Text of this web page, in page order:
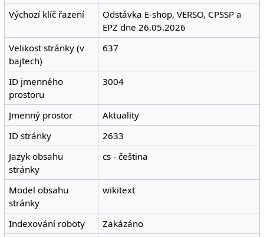
Výchozí klíč řazení
Odstávka E-shop, VERSO, CPSSP a
EPZ dne 26.05.2026
Velikost stránky (v
bajtech)
637
ID jmenného
prostoru
3004
Jmenný prostor
Aktuality
ID stránky
2633
Jazyk obsahu
stránky
cs - čeština
Model obsahu
stránky
wikitext
Indexování roboty
Zakázáno